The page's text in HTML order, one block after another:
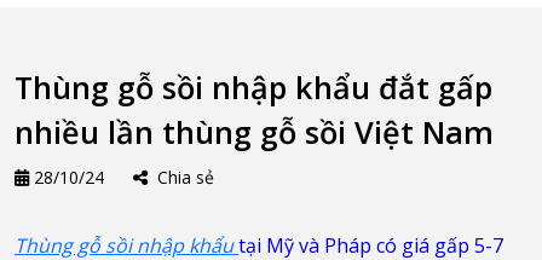
Thùng gỗ sồi nhập khẩu đắt gấp
nhiều lần thùng gỗ sồi Việt Nam
28/10/24 Chia sẻ
Thùng gỗ sồi nhập khẩutại Mỹ và Pháp có giá gấp 5-7